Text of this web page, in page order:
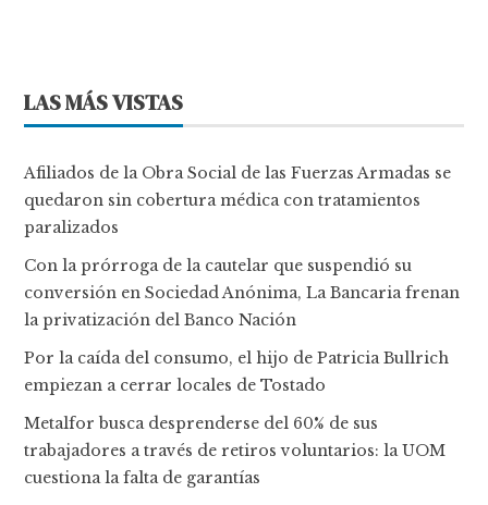
LAS MÁS VISTAS
Afiliados de la Obra Social de las Fuerzas Armadas se
quedaron sin cobertura médica con tratamientos
paralizados
Con la prórroga de la cautelar que suspendió su
conversión en Sociedad Anónima, La Bancaria frenan
la privatización del Banco Nación
Por la caída del consumo, el hijo de Patricia Bullrich
empiezan a cerrar locales de Tostado
Metalfor busca desprenderse del 60% de sus
trabajadores a través de retiros voluntarios: la UOM
cuestiona la falta de garantías